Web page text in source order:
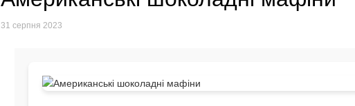
31 серпня 2023